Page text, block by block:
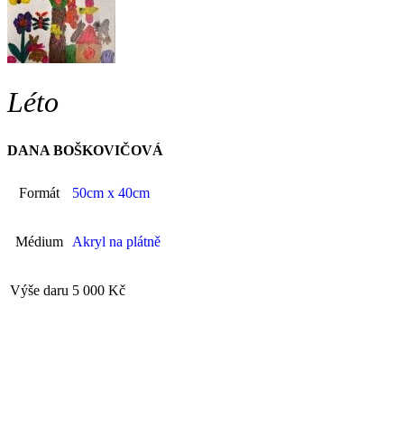
Léto
DANA BOŠKOVIČOVÁ
Formát 50cm x 40cm
Médium Akryl na plátně
Výše daru 5 000 Kč